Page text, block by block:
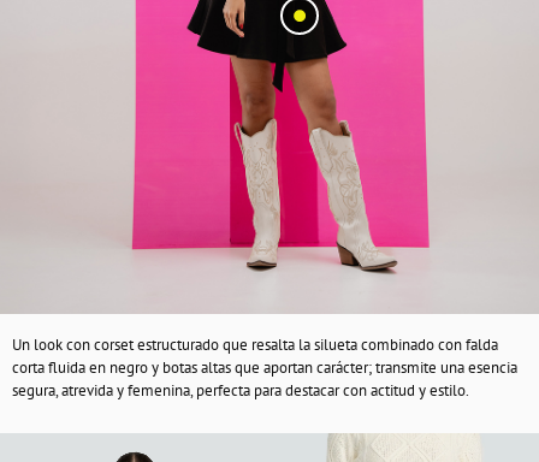
Un look con corset estructurado que resalta la silueta combinado con falda
corta fluida en negro y botas altas que aportan carácter; transmite una esencia
segura, atrevida y femenina, perfecta para destacar con actitud y estilo.